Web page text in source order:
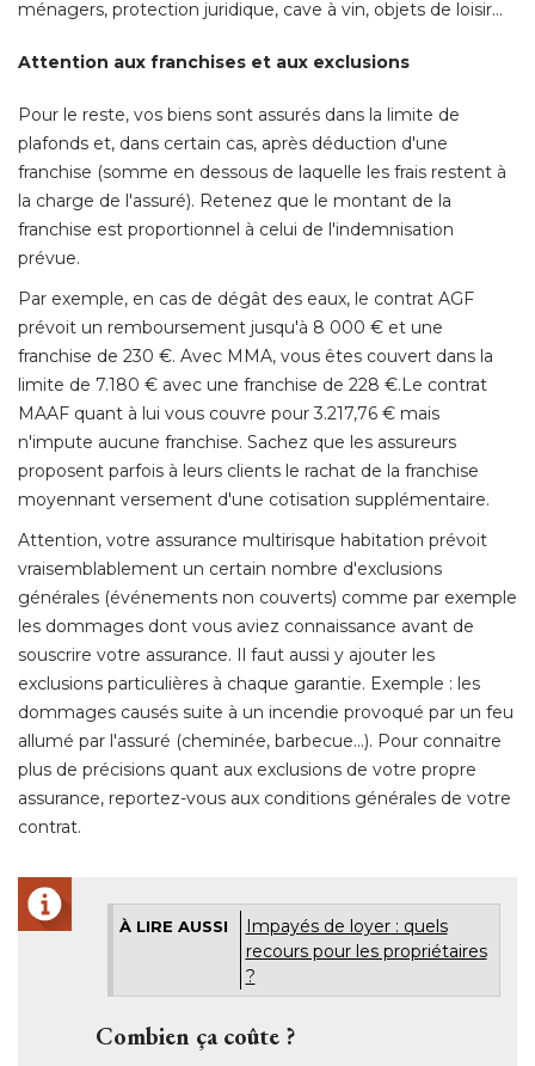
ménagers, protection juridique, cave à vin, objets de loisir...
Attention aux franchises et aux exclusions
Pour le reste, vos biens sont assurés dans la limite de
plafonds et, dans certain cas, après déduction d'une
franchise (somme en dessous de laquelle les frais restent à
la charge de l'assuré). Retenez que le montant de la
franchise est proportionnel à celui de l'indemnisation
prévue.
Par exemple, en cas de dégât des eaux, le contrat AGF
prévoit un remboursement jusqu'à 8 000 € et une
franchise de 230 €. Avec MMA, vous êtes couvert dans la
limite de 7.180 € avec une franchise de 228 €.Le contrat
MAAF quant à lui vous couvre pour 3.217,76 € mais
n'impute aucune franchise. Sachez que les assureurs
proposent parfois à leurs clients le rachat de la franchise
moyennant versement d'une cotisation supplémentaire.
Attention, votre assurance multirisque habitation prévoit
vraisemblablement un certain nombre d'exclusions
générales (événements non couverts) comme par exemple
les dommages dont vous aviez connaissance avant de
souscrire votre assurance. Il faut aussi y ajouter les
exclusions particulières à chaque garantie. Exemple : les
dommages causés suite à un incendie provoqué par un feu
allumé par l'assuré (cheminée, barbecue...). Pour connaitre
plus de précisions quant aux exclusions de votre propre
assurance, reportez-vous aux conditions générales de votre
contrat.
À LIRE AUSSI
Impayés de loyer : quels
recours pour les propriétaires
?
Combien ça coûte ?